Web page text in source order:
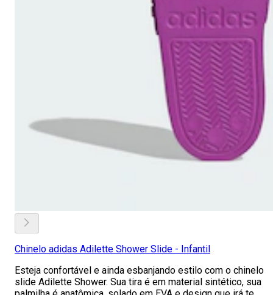
Chinelo adidas Adilette Shower Slide - Infantil
Esteja confortável e ainda esbanjando estilo com o chinelo
slide Adilette Shower. Sua tira é em material sintético, sua